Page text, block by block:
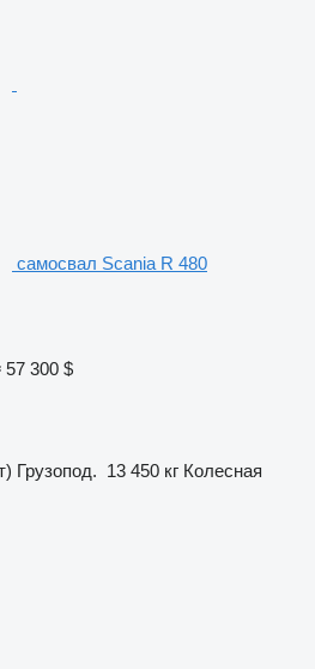
самосвал Scania R 480
57 300 $
Грузопод. 13 450 кг Колесная